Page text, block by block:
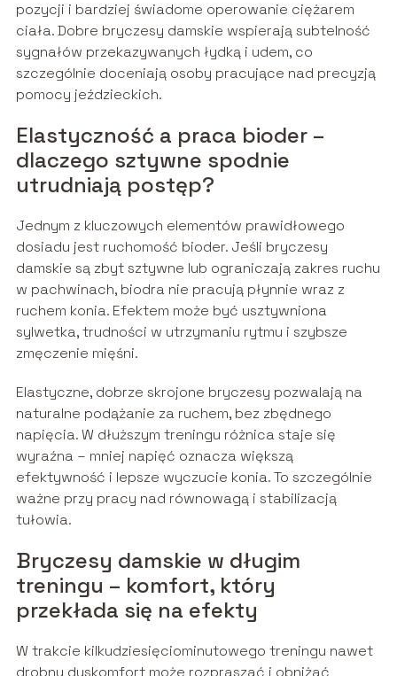
pozycji i bardziej świadome operowanie ciężarem
ciała. Dobre bryczesy damskie wspierają subtelność
sygnałów przekazywanych łydką i udem, co
szczególnie doceniają osoby pracujące nad precyzją
pomocy jeździeckich.
Elastyczność a praca bioder –
dlaczego sztywne spodnie
utrudniają postęp?
Jednym z kluczowych elementów prawidłowego
dosiadu jest ruchomość bioder. Jeśli bryczesy
damskie są zbyt sztywne lub ograniczają zakres ruchu
w pachwinach, biodra nie pracują płynnie wraz z
ruchem konia. Efektem może być usztywniona
sylwetka, trudności w utrzymaniu rytmu i szybsze
zmęczenie mięśni.
Elastyczne, dobrze skrojone bryczesy pozwalają na
naturalne podążanie za ruchem, bez zbędnego
napięcia. W dłuższym treningu różnica staje się
wyraźna – mniej napięć oznacza większą
efektywność i lepsze wyczucie konia. To szczególnie
ważne przy pracy nad równowagą i stabilizacją
tułowia.
Bryczesy damskie w długim
treningu – komfort, który
przekłada się na efekty
W trakcie kilkudziesięciominutowego treningu nawet
drobny dyskomfort może rozpraszać i obniżać